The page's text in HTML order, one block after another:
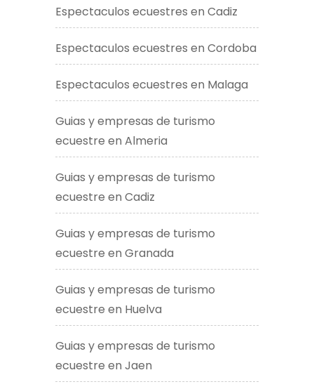
Espectaculos ecuestres en Cadiz
Espectaculos ecuestres en Cordoba
Espectaculos ecuestres en Malaga
Guias y empresas de turismo
ecuestre en Almeria
Guias y empresas de turismo
ecuestre en Cadiz
Guias y empresas de turismo
ecuestre en Granada
Guias y empresas de turismo
ecuestre en Huelva
Guias y empresas de turismo
ecuestre en Jaen